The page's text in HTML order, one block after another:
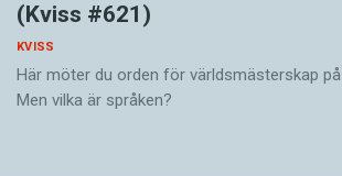
(Kviss #621)
KVISS
Här möter du orden för världsmästerskap
Men vilka är språken?